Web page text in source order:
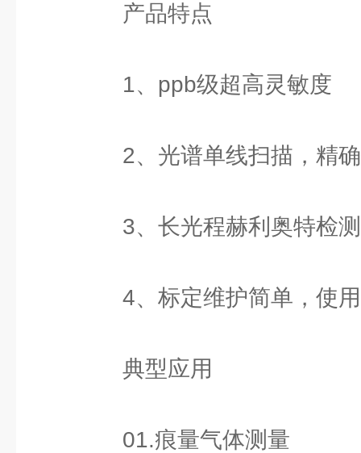
产品特点
1、ppb级超高灵敏度
2、光谱单线扫描，精确
3、长光程赫利奥特检
4、标定维护简单，使用
典型应用
01.痕量气体测量